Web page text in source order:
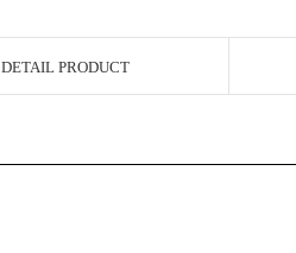
DETAIL PRODUCT